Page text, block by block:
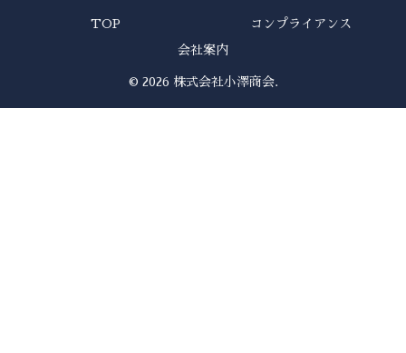
TOP コンプライアンス
会社案内
© 2026 株式会社小澤商会.